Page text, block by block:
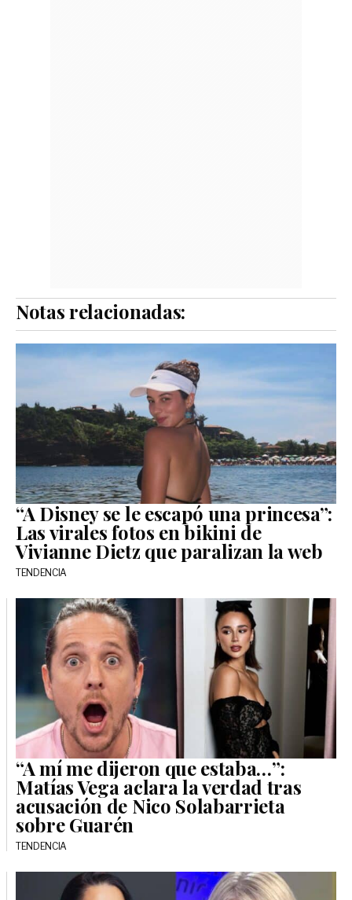
Notas relacionadas:
“A Disney se le escapó una princesa”:
Las virales fotos en bikini de
Vivianne Dietz que paralizan la web
TENDENCIA
“A mí me dijeron que estaba…”:
Matías Vega aclara la verdad tras
acusación de Nico Solabarrieta
sobre Guarén
TENDENCIA